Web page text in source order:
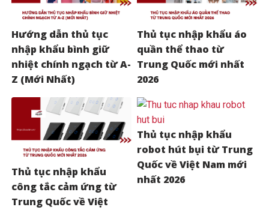
Hướng dẫn thủ tục
nhập khẩu bình giữ
nhiệt chính ngạch từ A-
Z (Mới Nhất)
Thủ tục nhập khẩu áo
quần thể thao từ
Trung Quốc mới nhất
2026
Thủ tục nhập khẩu
công tắc cảm ứng từ
Trung Quốc về Việt
Thủ tục nhập khẩu
robot hút bụi từ Trung
Quốc về Việt Nam mới
nhất 2026